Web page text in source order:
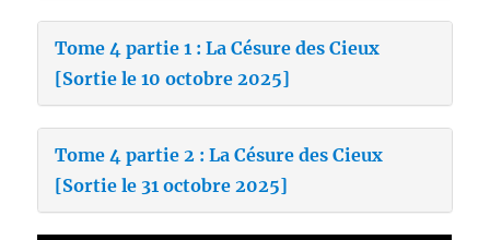
Tome 4 partie 1 : La Césure des Cieux
[Sortie le 10 octobre 2025]
Tome 4 partie 2 : La Césure des Cieux
[Sortie le 31 octobre 2025]